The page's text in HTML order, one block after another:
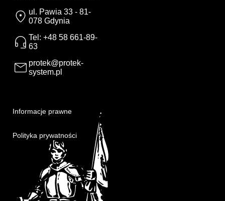
ul. Pawia 33 - 81-
078 Gdynia
Tel: +48 58 661-89-
63
protek@protek-
system.pl
Informacje prawne
Polityka prywatności